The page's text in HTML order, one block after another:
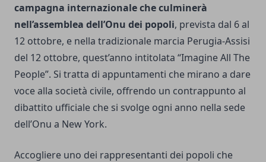
campagna internazionale che culminerà
nell’assemblea dell’Onu dei popoli, prevista dal 6 al
12 ottobre, e nella tradizionale marcia Perugia-Assisi
del 12 ottobre, quest’anno intitolata “Imagine All The
People”. Si tratta di appuntamenti che mirano a dare
voce alla società civile, offrendo un contrappunto al
dibattito ufficiale che si svolge ogni anno nella sede
dell’Onu a New York.
Accogliere uno dei rappresentanti dei popoli che